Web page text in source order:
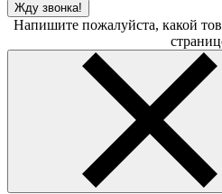
Жду звонка!
Напишите пожалуйста, какой